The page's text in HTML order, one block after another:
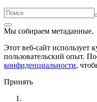
Мы собираем метаданные.
Этот веб-сайт использует
пользовательский опыт.
конфиденциальности,
Принять